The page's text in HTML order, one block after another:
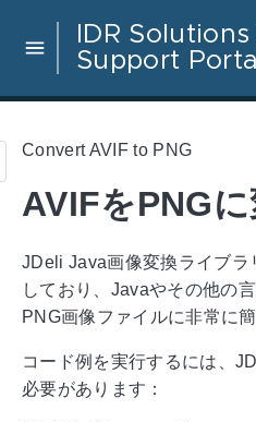
IDR
Support Portal
Convert AVIF to PNG
AVIFをPNG
JDeli Java画像変換ライブラ
しており、Javaやその他の
PNG画像ファイルに非常に
コード例を実行するには、
必要があります：